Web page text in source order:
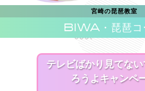
宮崎の琵琶教室
BIWA ・琵琶
テレビばかり見てな
ろうよキャンペ